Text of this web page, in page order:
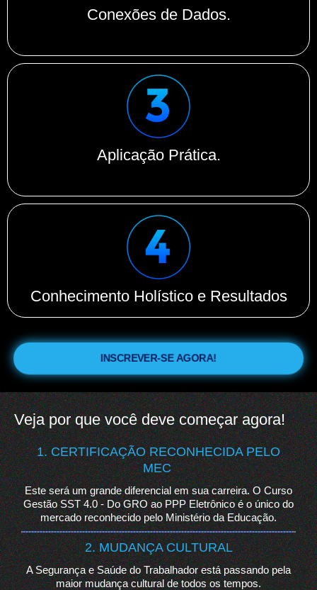
Conexões de Dados.
Aplicação Prática.
Conhecimento Holístico e Resultados
INSCREVER-SE AGORA!
Veja por que você deve começar agora!
1. CERTIFICAÇÃO RECONHECIDA PELO
MEC
Este será um grande diferencial em sua carreira. O Curso
Gestão SST 4.0 - Do GRO ao PPP Eletrônico é o único do
mercado reconhecido pelo Ministério da Educação.
2. MUDANÇA CULTURAL
A Segurança e Saúde do Trabalhador está passando pela
maior mudança cultural de todos os tempos.